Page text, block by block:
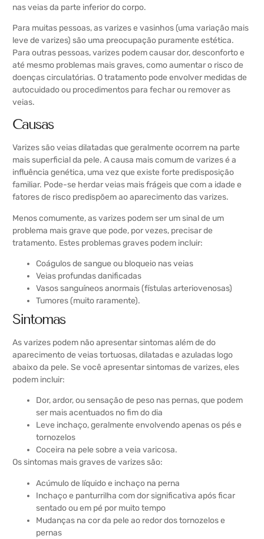
nas veias da parte inferior do corpo.
Para muitas pessoas, as varizes e vasinhos (uma variação mais
leve de varizes) são uma preocupação puramente estética.
Para outras pessoas, varizes podem causar dor, desconforto e
até mesmo problemas mais graves, como aumentar o risco de
doenças circulatórias. O tratamento pode envolver medidas de
autocuidado ou procedimentos para fechar ou remover as
veias.
Causas
Varizes são veias dilatadas que geralmente ocorrem na parte
mais superficial da pele. A causa mais comum de varizes é a
influência genética, uma vez que existe forte predisposição
familiar. Pode-se herdar veias mais frágeis que com a idade e
fatores de risco predispõem ao aparecimento das varizes.
Menos comumente, as varizes podem ser um sinal de um
problema mais grave que pode, por vezes, precisar de
tratamento. Estes problemas graves podem incluir:
Coágulos de sangue ou bloqueio nas veias
Veias profundas danificadas
Vasos sanguíneos anormais (fístulas arteriovenosas)
Tumores (muito raramente).
Sintomas
As varizes podem não apresentar sintomas além de do
aparecimento de veias tortuosas, dilatadas e azuladas logo
abaixo da pele. Se você apresentar sintomas de varizes, eles
podem incluir:
Dor, ardor, ou sensação de peso nas pernas, que podem
ser mais acentuados no fim do dia
Leve inchaço, geralmente envolvendo apenas os pés e
tornozelos
Coceira na pele sobre a veia varicosa.
Os sintomas mais graves de varizes são:
Acúmulo de líquido e inchaço na perna
Inchaço e panturrilha com dor significativa após ficar
sentado ou em pé por muito tempo
Mudanças na cor da pele ao redor dos tornozelos e
pernas